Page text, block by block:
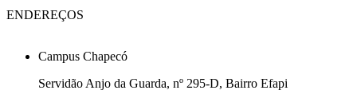
ENDEREÇOS
Campus Chapecó
Servidão Anjo da Guarda, nº 295-D, Bairro Efapi